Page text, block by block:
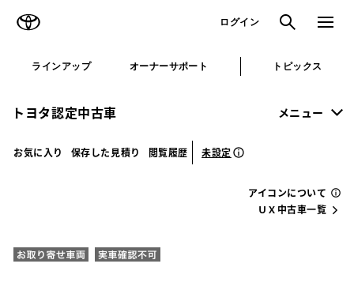
ログイン 検索 メニュ
ラインアップ オーナーサポート トピックス
トヨタ認定中古車 メニュー
お気に入り 保存した見積り 閲覧履歴 未設定
アイコンについて
ＵＸ中古車一覧